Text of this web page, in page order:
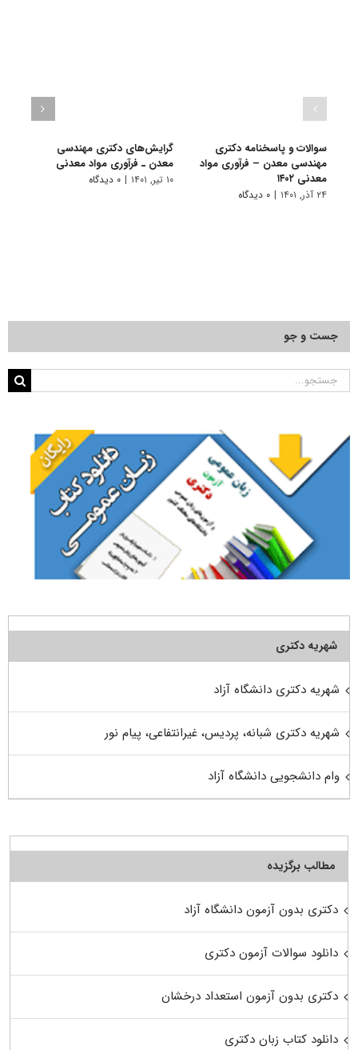
سوالات و پاسخنامه دکتری
مهندسی معدن – فرآوری مواد
معدنی ۱۴۰۲
۲۴ آذر, ۱۴۰۱ | ۰ دیدگاه
گرایش‌های دکتری ﻣﻬﻨﺪسی
ﻣﻌﺪن ـ ﻓﺮآوری ﻣﻮاد ﻣﻌﺪنی
۱۰ تیر, ۱۴۰۱ | ۰ دیدگاه
جست و جو
جستجو
شهریه دکتری
شهریه دکتری دانشگاه آزاد
شهریه دکتری شبانه، پردیس، غیرانتفاعی، پیام نور
وام دانشجویی دانشگاه آزاد
مطالب برگزیده
دکتری بدون آزمون دانشگاه آزاد
دانلود سوالات آزمون دکتری
دکتری بدون آزمون استعداد درخشان
دانلود کتاب زبان دکتری